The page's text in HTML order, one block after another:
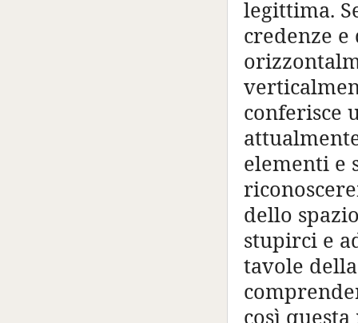
legittima.
credenze
conferisce
elementi e
dello
stupirci e
tavole
così